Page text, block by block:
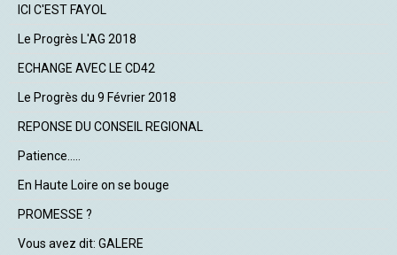
ICI C'EST FAYOL
Le Progrès L'AG 2018
ECHANGE AVEC LE CD42
Le Progrès du 9 Février 2018
REPONSE DU CONSEIL REGIONAL
Patience.....
En Haute Loire on se bouge
PROMESSE ?
Vous avez dit: GALERE